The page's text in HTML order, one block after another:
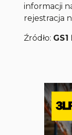
informacji
rejestracja
Źródło: